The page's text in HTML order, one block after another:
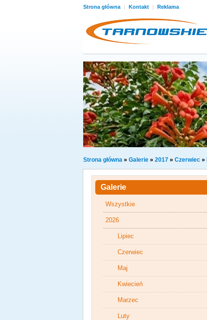
Strona główna | Kontakt | Reklama
Strona główna » Galerie » 2017 » Czerwiec »
Galerie
Wszystkie
2026
Lipiec
Czerwiec
Maj
Kwiecień
Marzec
Luty